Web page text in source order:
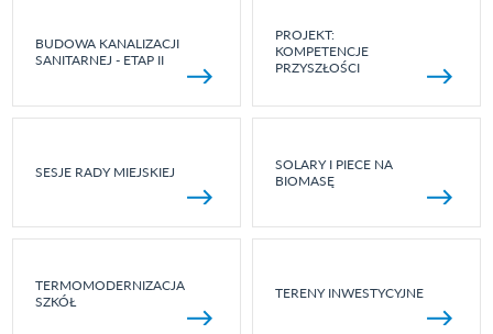
BUDOWA KANALIZACJI
SANITARNEJ - ETAP II
PROJEKT:
KOMPETENCJE
PRZYSZŁOŚCI
SESJE RADY MIEJSKIEJ
SOLARY I PIECE NA
BIOMASĘ
TERMOMODERNIZACJA
SZKÓŁ
TERENY INWESTYCYJNE